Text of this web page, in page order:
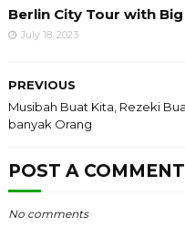
Berlin City Tour with
July 18, 2023
PREVIOUS
Musibah Buat Kita, Rezeki
banyak Orang
POST A COMMENT
No comments